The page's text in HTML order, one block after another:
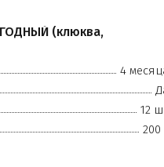
(клюква,
4
12
200